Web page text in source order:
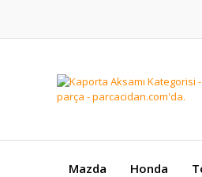
Mazda Honda